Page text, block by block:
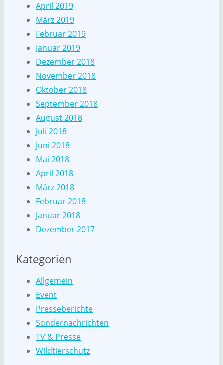
April 2019
März 2019
Februar 2019
Januar 2019
Dezember 2018
November 2018
Oktober 2018
September 2018
August 2018
Juli 2018
Juni 2018
Mai 2018
April 2018
März 2018
Februar 2018
Januar 2018
Dezember 2017
Kategorien
Allgemein
Event
Presseberichte
Sondernachrichten
TV & Presse
Wildtierschutz